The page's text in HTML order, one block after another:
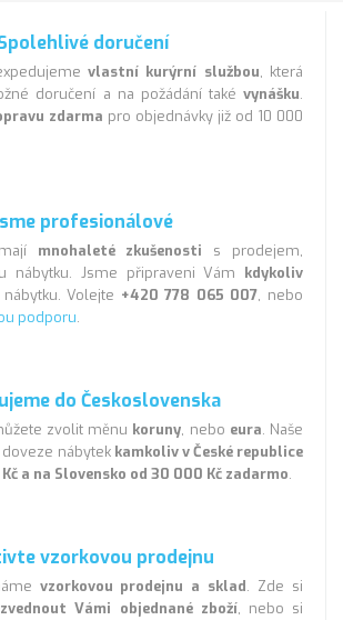
doručení
vlastní kurýrní službou, která
doručení a na požádání také vynášku.
zdarma pro objednávky již od 10 000
profesionálové
mnohaleté zkušenosti s prodejem,
nábytku. Jsme připraveni Vám kdykoliv
Volejte +420 778 065 007, nebo
podporu.
do Československa
zvolit měnu koruny, nebo eura. Naše
nábytek kamkoliv v České republice
a na Slovensko od 30 000 Kč zadarmo.
vzorkovou prodejnu
vzorkovou prodejnu a sklad. Zde si
Vámi objednané zboží, nebo si